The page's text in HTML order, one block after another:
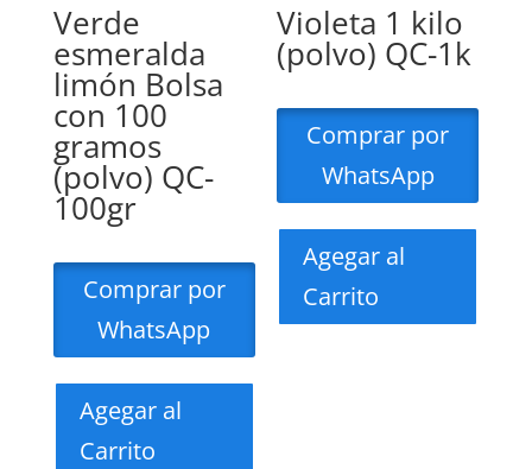
Verde
esmeralda
limón Bolsa
con 100
gramos
(polvo) QC-
100gr
Comprar por
WhatsApp
Agegar al
Carrito
Violeta 1 kilo
(polvo) QC-1k
Comprar por
WhatsApp
Agegar al
Carrito